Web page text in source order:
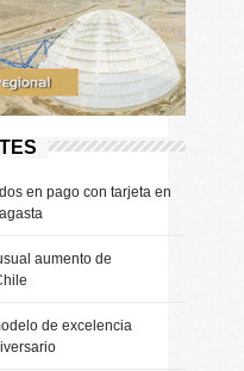
en pago con tarjeta en
aumento de
de excelencia